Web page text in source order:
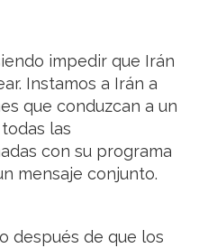
impedir que Irán
Instamos a Irán a
que conduzcan a un
las
con su programa
mensaje conjunto.
después de que los